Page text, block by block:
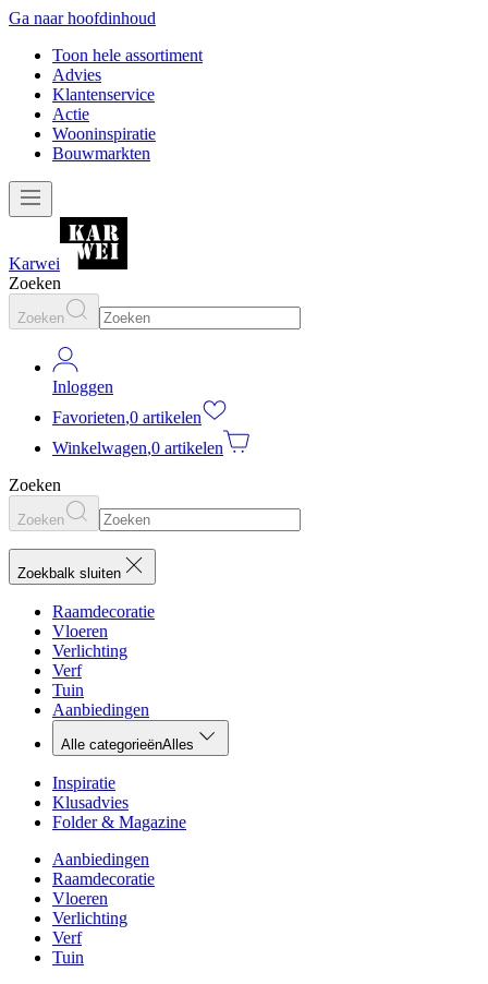
Ga naar hoofdinhoud
Toon hele assortiment
Advies
Klantenservice
Actie
Wooninspiratie
Bouwmarkten
Karwei
Zoeken
Zoeken
Inloggen
Favorieten,0 artikelen
Winkelwagen,0 artikelen
Zoeken
Zoeken
Zoekbalk sluiten
Raamdecoratie
Vloeren
Verlichting
Verf
Tuin
Aanbiedingen
Alle categorieënAlles
Inspiratie
Klusadvies
Folder & Magazine
Aanbiedingen
Raamdecoratie
Vloeren
Verlichting
Verf
Tuin